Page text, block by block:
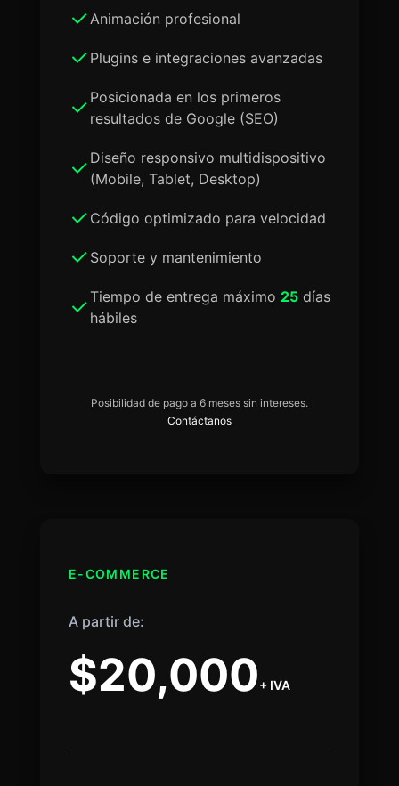
Animación profesional
Plugins e integraciones avanzadas
Posicionada en los primeros
resultados de Google (SEO)
Diseño responsivo multidispositivo
(Mobile, Tablet, Desktop)
Código optimizado para velocidad
Soporte y mantenimiento
Tiempo de entrega máximo 25días
hábiles
Posibilidad de pago a 6 meses sin intereses.
Contáctanos
E-COMMERCE
A partir de:
$20,000+ IVA